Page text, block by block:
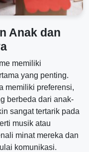
Anak dan
memiliki
yang penting.
memiliki preferensi,
berbeda dari anak-
sangat tertarik pada
musik atau
minat mereka dan
komunikasi.